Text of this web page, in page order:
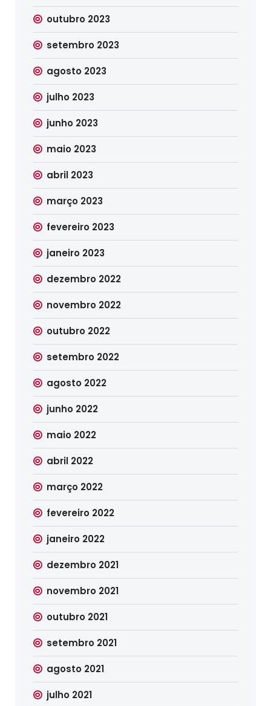
outubro 2023
setembro 2023
agosto 2023
julho 2023
junho 2023
maio 2023
abril 2023
março 2023
fevereiro 2023
janeiro 2023
dezembro 2022
novembro 2022
outubro 2022
setembro 2022
agosto 2022
junho 2022
maio 2022
abril 2022
março 2022
fevereiro 2022
janeiro 2022
dezembro 2021
novembro 2021
outubro 2021
setembro 2021
agosto 2021
julho 2021